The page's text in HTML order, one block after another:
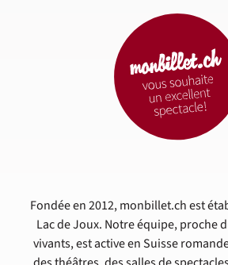
Fondée en 2012, monbillet.ch est
Lac de Joux. Notre équipe, proche
vivants, est active en Suisse